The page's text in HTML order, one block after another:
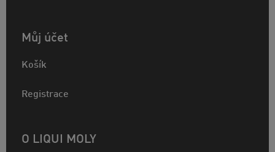
Můj účet
Košík
Registrace
O LIQUI MOLY